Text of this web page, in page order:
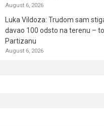
August 6, 2026
Luka Vildoza: Trudom sam
davao 100 odsto na terenu –
Partizanu
August 6, 2026